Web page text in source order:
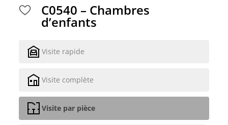
C0540 – Chambres
d’enfants
Visite rapide
Visite complète
Visite par pièce